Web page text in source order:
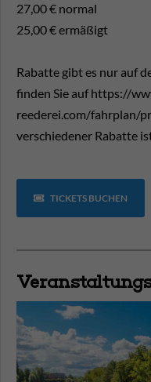
27,00 € normal
25,00 € ermäßigt
Rabatte gibt es nur auf
finden Sie auf https://
reederei.com/fahrplan/
verschiedener Rabatte
TICKETS BUCHEN